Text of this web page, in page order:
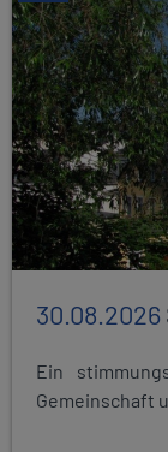
30.08.2026
Ein
Gemeinschaft